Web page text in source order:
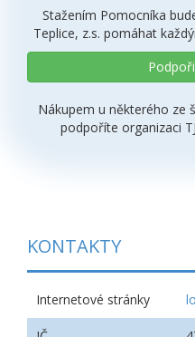
Stažením Pomocníka
Teplice, z.s. pomáhat
Nákupem u některého ze
podpoříte organizaci
KONTAKTY
Internetové stránky